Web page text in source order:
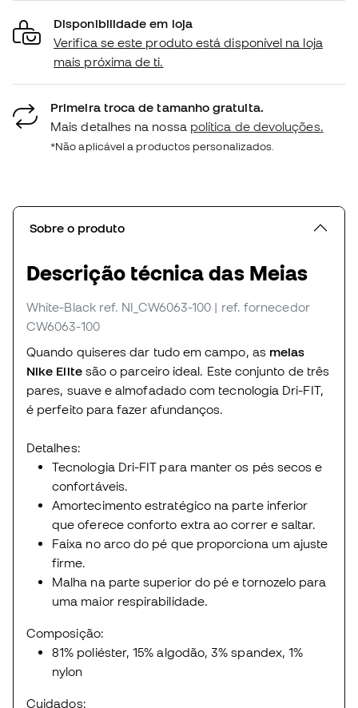
Disponibilidade em loja
Verifica se este produto está disponível na loja
mais próxima de ti.
Primeira troca de tamanho gratuita.
Mais detalhes na nossa política de devoluções.
*Não aplicável a productos personalizados.
Sobre o produto
Descrição técnica das Meias
White-Black ref. NI_CW6063-100 | ref. fornecedor
CW6063-100
Quando quiseres dar tudo em campo, as meias
Nike Elitesão o parceiro ideal. Este conjunto de três
pares, suave e almofadado com tecnologia Dri-FIT,
é perfeito para fazer afundanços.
Detalhes:
Tecnologia Dri-FIT para manter os pés secos e
confortáveis.
Amortecimento estratégico na parte inferior
que oferece conforto extra ao correr e saltar.
Faixa no arco do pé que proporciona um ajuste
firme.
Malha na parte superior do pé e tornozelo para
uma maior respirabilidade.
Composição:
81% poliéster, 15% algodão, 3% spandex, 1%
nylon
Cuidados: